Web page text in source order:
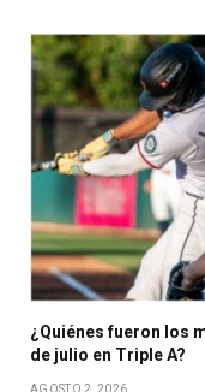
¿Quiénes fueron los
de julio en Triple A?